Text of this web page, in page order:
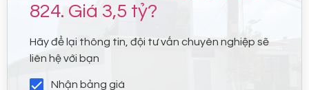
824. Giá 3,5 tỷ?
Hãy để lại thông tin, đội tư vấn chuyên nghiệp sẽ
liên hệ với bạn
Nhận bảng giá